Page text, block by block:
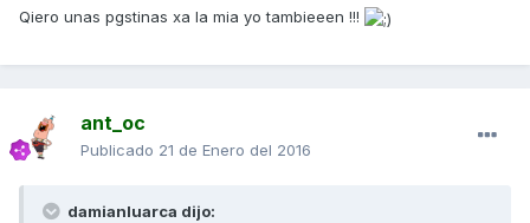
Qiero unas pgstinas xa la mia yo tambieeen !!!
ant_oc
Publicado 21 de Enero del 2016
damianluarca dijo: